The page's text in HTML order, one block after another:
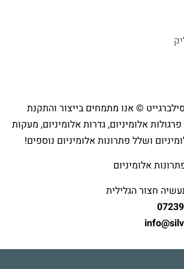
© אנו מתמחים בייצור והתקנת
אלומיניום, גדרות אלומיניום, מעקות
ושלל פתרונות אלומיניום נוספים!